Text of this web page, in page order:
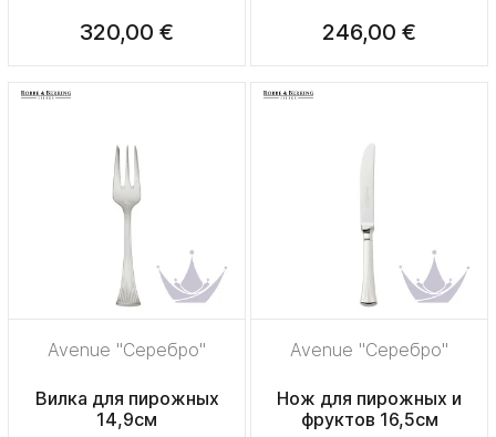
320,00 € 246,00 €
Avenue "Серебро"
Вилка для пирожных
14,9см
Avenue "Серебро"
Нож для пирожных и
фруктов 16,5см